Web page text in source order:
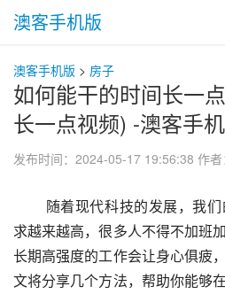
澳客手机版
澳客手机版 > 房子
如何能干的时间长一
长一点视频) -澳客手
发布时间：2024-05-17 19:56:38 作
求越来越高，很多人不得不加班
长期高强度的工作会让身心俱疲
文将分享几个方法，帮助你能够